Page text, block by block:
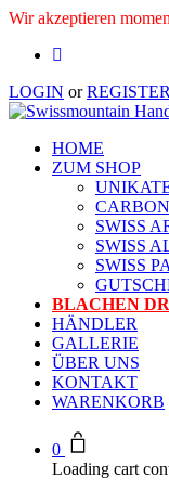
Wir akzeptieren
LOGIN orREGISTER
HOME
ZUM SHOP
CARBON
SWISS
SWISS
SWISS
BLACHEN
HÄNDLER
GALLERIE
ÜBER UNS
KONTAKT
WARENKORB
0
Loading cart